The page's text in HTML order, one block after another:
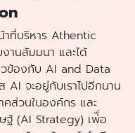
าที่บริหาร Athentic
านสัมมนา และได้
ข้องกับ AI and Data
AI จะอยู่กับเราไปอีกนาน
ส่วนในองค์กร และ
(AI Strategy) เพ่ื่อ